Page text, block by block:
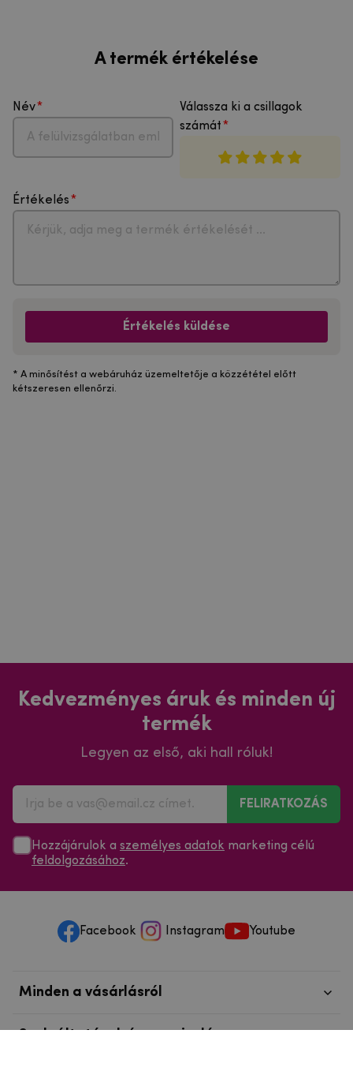
A termék értékelése
Név
Válassza ki a csillagok
számát
Értékelés
Értékelés küldése
* A minősítést a webáruház üzemeltetője a közzététel előtt
kétszeresen ellenőrzi.
Kedvezményes áruk és minden új
termék
Legyen az első, aki hall róluk!
FELIRATKOZÁS
Hozzájárulok a személyes adatok marketing célú
feldolgozásához.
Facebook Instagram Youtube
Minden a vásárlásról